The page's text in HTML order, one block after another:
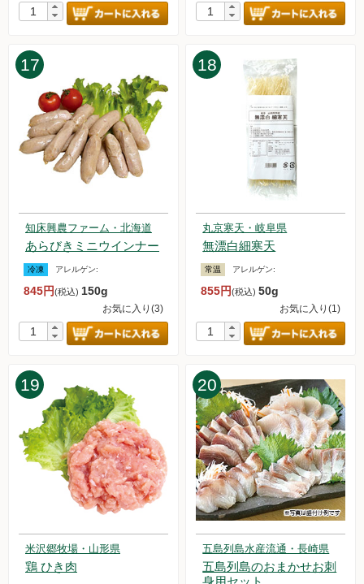
ます。
2024.1.22【マルシェ】中尾食品さんの「NAKAO MARCHE」
2024.1.20【毎週土曜日更新！】アイテムを更新しました。
2024.1.13【毎週土曜日更新！】アイテムを更新しました。
2024.1.12 不正注文に関する注意喚起
2024.1.8 お試しセットの販売を再開いたしました。
2024.1.6【毎週土曜日更新！】アイテムを更新しました。
2023.12.30【毎週土曜日更新！】アイテムを更新しました。
2023.12.25 年末年始休暇のため、お試しセットの販売を中
止いたします。
2023.12.17 読売新聞オンラインで、オルターが紹介されまし
た！
2023.12.9【毎週土曜日更新！】アイテムを更新しました。
2023.12.6【年末年始配達日について】お届け日が変更になり
2023.12.2【毎週土曜日更新！】アイテムを更新しました。
2023.11.29 荷物の遅延に関するお知らせ
2023.11.18【毎週土曜日更新！】アイテムを更新しました。
2023.11.11【毎週土曜日更新！】アイテムを更新しました。
2023.11.4【毎週土曜日更新！】アイテムを更新しました。
2023.11.1【重要なお知らせ】おためしお惣菜セットの価格改
定について
2023.10.28【毎週土曜日更新！】アイテムを更新しました。
2023.10.21【毎週土曜日更新！】アイテムを更新しました。
2023.10.14【毎週土曜日更新！】アイテムを更新しました。
2023.9.30【毎週土曜日更新！】アイテムを更新しました。
2023.9.23【毎週土曜日更新！】アイテムを更新しました。
2023.9.16【毎週土曜日更新！】アイテムを更新しました。
17
知床興農ファーム・北海道
あらびきミニウインナー
冷凍 アレルゲン:
845円(税込) 150g
お気に入り(3)
18
丸京寒天・岐阜県
無漂白細寒天
常温 アレルゲン:
855円(税込)50g
お気に入り(1)
19
米沢郷牧場・山形県
鶏 ひき肉
20
五島列島水産流通・長崎県
五島列島のおまかせお刺
身用セット